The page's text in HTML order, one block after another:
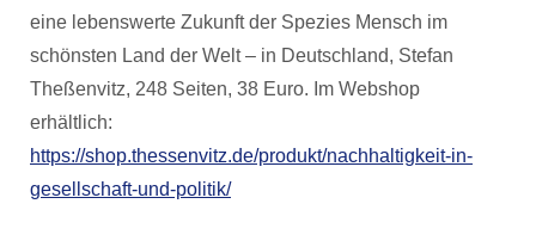
eine lebenswerte Zukunft der Spezies Mensch im
schönsten Land der Welt – in Deutschland, Stefan
Theßenvitz, 248 Seiten, 38 Euro. Im Webshop
erhältlich:
https://shop.thessenvitz.de/produkt/nachhaltigkeit-in-
gesellschaft-und-politik/